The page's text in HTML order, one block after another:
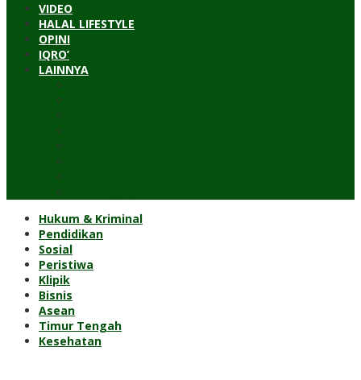
VIDEO
HALAL LIFESTYLE
OPINI
IQRO’
LAINNYA
Hukum & Kriminal
Pendidikan
Sosial
Peristiwa
Klipik
Bisnis
Asean
Timur Tengah
Kesehatan